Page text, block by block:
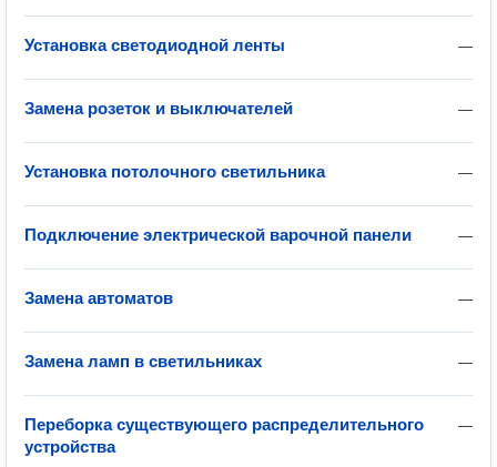
—
Установка светодиодной ленты
—
Замена розеток и выключателей
—
Установка потолочного светильника
—
Подключение электрической варочной панели
—
Замена автоматов
—
Замена ламп в светильниках
—
Переборка существующего распределительного
устройства